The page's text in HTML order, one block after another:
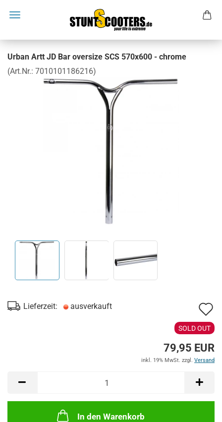
Urban Artt JD Bar oversize SCS 570x600 - chrome
(Art.Nr.: 7010101186216)
Lieferzeit: ausverkauft
SOLD OUT
79,95 EUR
inkl. 19% MwSt. zzgl. Versand
In den Warenkorb